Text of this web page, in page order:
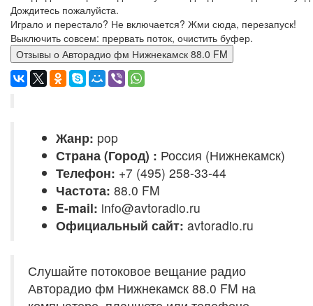
Дождитесь пожалуйста.
Играло и перестало? Не включается? Жми сюда, перезапуск!
Выключить совсем: прервать поток, очистить буфер.
Отзывы о Авторадио фм Нижнекамск 88.0 FM
Жанр: pop
Страна (Город) : Россия (Нижнекамск)
Телефон: +7 (495) 258-33-44
Частота: 88.0 FM
E-mail: info@avtoradio.ru
Официальный сайт: avtoradio.ru
Слушайте потоковое вещание радио
Авторадио фм Нижнекамск 88.0 FM на